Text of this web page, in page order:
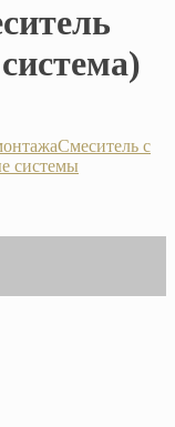
Смеситель с
системы